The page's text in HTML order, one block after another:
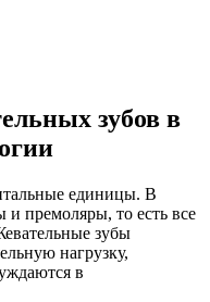
зубов в
единицы. В
и премоляры, то есть все
зубы
нагрузку,
в